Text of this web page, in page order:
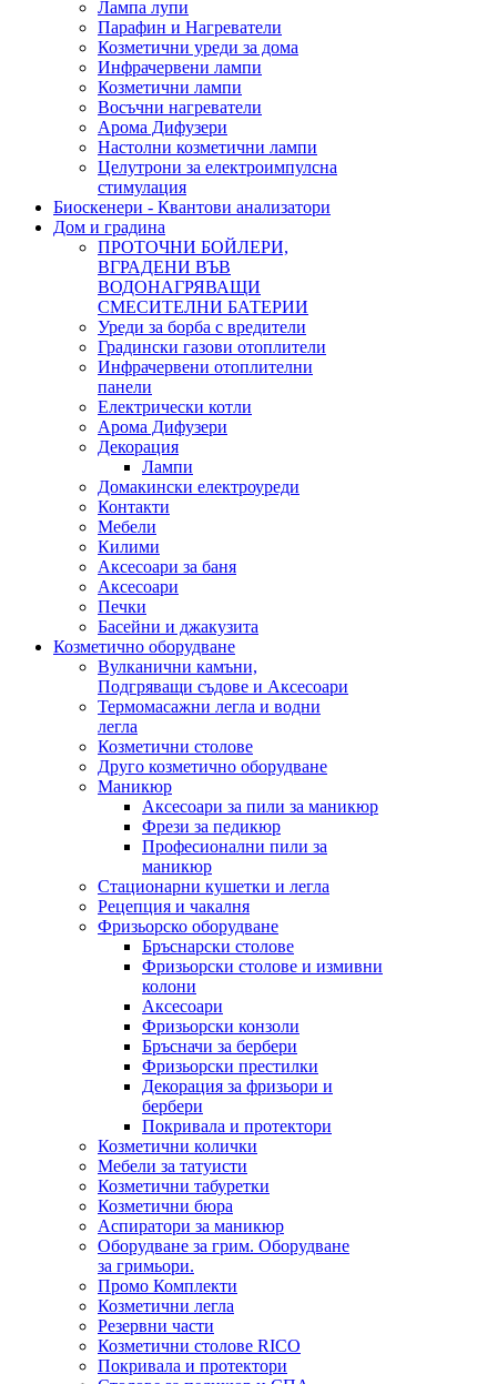
Лампа лупи
Парафин и Нагреватели
Козметични уреди за дома
Инфрачервени лампи
Козметични лампи
Восъчни нагреватели
Арома Дифузери
Настолни козметични лампи
Целутрони за електроимпулсна
стимулация
Биоскенери - Квантови анализатори
Дом и градина
ПРОТОЧНИ БОЙЛЕРИ,
ВГРАДЕНИ ВЪВ
ВОДОНАГРЯВАЩИ
СМЕСИТЕЛНИ БАТЕРИИ
Уреди за борба с вредители
Градински газови отоплители
Инфрачервени отоплителни
панели
Електрически котли
Арома Дифузери
Декорация
Лампи
Домакински електроуреди
Контакти
Мебели
Килими
Аксесоари за баня
Аксесоари
Печки
Басейни и джакузита
Козметично оборудване
Вулканични камъни,
Подгряващи съдове и Аксесоари
Термомасажни легла и водни
легла
Козметични столове
Друго козметично оборудване
Маникюр
Аксесоари за пили за маникюр
Фрези за педикюр
Професионални пили за
маникюр
Стационарни кушетки и легла
Рецепция и чакалня
Фризьорско оборудване
Бръснарски столове
Фризьорски столове и измивни
колони
Аксесоари
Фризьорски конзоли
Бръсначи за бербери
Фризьорски престилки
Декорация за фризьори и
бербери
Покривала и протектори
Козметични колички
Мебели за татуисти
Козметични табуретки
Козметични бюра
Аспиратори за маникюр
Оборудване за грим. Оборудване
за гримьори.
Промо Комплекти
Козметични легла
Резервни части
Козметични столове RICO
Покривала и протектори